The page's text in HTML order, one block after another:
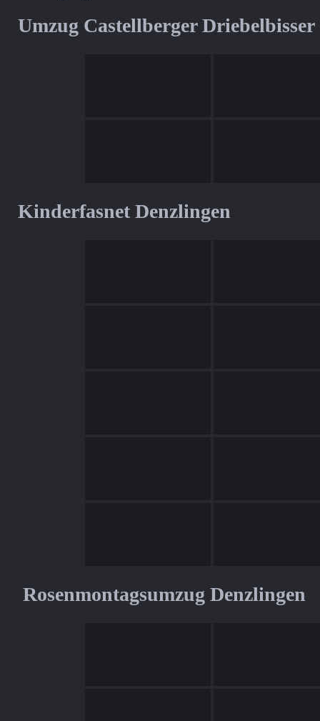
Umzug Castellberger
Kinderfasnet Denzlingen
Rosenmontagsumzug Denzlingen